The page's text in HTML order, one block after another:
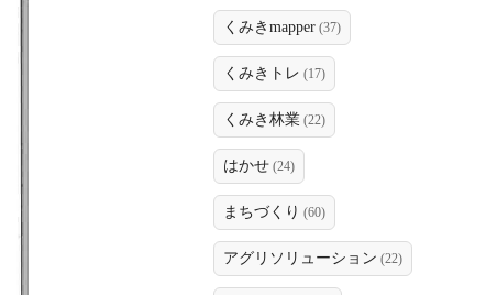
くみきmapper (37)
くみきトレ (17)
くみき林業 (22)
はかせ (24)
まちづくり (60)
アグリソリューション (22)